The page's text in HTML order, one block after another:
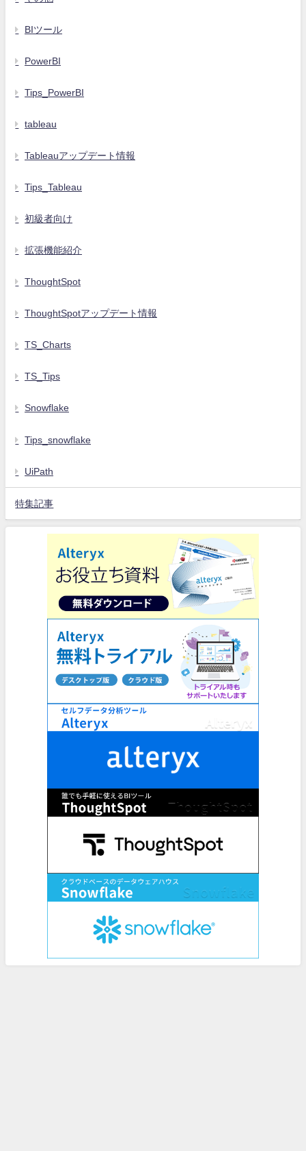
BIツール
PowerBI
Tips_PowerBI
tableau
Tableauアップデート情報
Tips_Tableau
初級者向け
拡張機能紹介
ThoughtSpot
ThoughtSpotアップデート情報
TS_Charts
TS_Tips
Snowflake
Tips_snowflake
UiPath
特集記事